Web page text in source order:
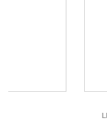
LEMO Elektronik